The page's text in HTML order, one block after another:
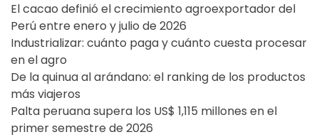
El cacao definió el crecimiento agroexportador del
Perú entre enero y julio de 2026
Industrializar: cuánto paga y cuánto cuesta procesar
en el agro
De la quinua al arándano: el ranking de los productos
más viajeros
Palta peruana supera los US$ 1,115 millones en el
primer semestre de 2026